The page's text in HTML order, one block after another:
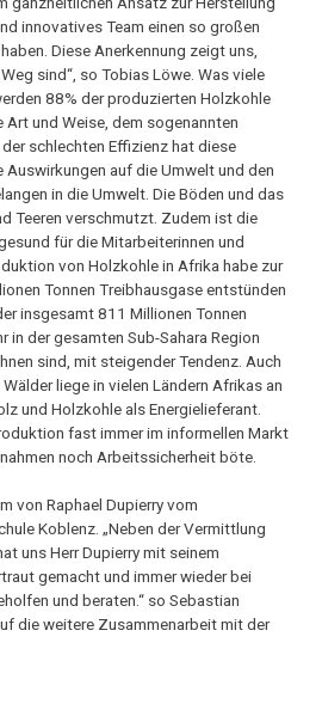
innovatives Team einen so großen
Diese Anerkennung zeigt uns,
sind“, so Tobias Löwe. Was viele
88% der produzierten Holzkohle
und Weise, dem sogenannten
schlechten Effizienz hat diese
auf die Umwelt und den
in die Umwelt. Die Böden und das
Teeren verschmutzt. Zudem ist die
für die Mitarbeiterinnen und
von Holzkohle in Afrika habe zur
Tonnen Treibhausgase entstünden
insgesamt 811 Millionen Tonnen
in der gesamten Sub-Sahara Region
sind, mit steigender Tendenz. Auch
liege in vielen Ländern Afrikas an
und Holzkohle als Energielieferant.
fast immer im informellen Markt
noch Arbeitssicherheit böte.
von Raphael Dupierry vom
Koblenz. „Neben der Vermittlung
uns Herr Dupierry mit seinem
gemacht und immer wieder bei
und beraten.“ so Sebastian
die weitere Zusammenarbeit mit der